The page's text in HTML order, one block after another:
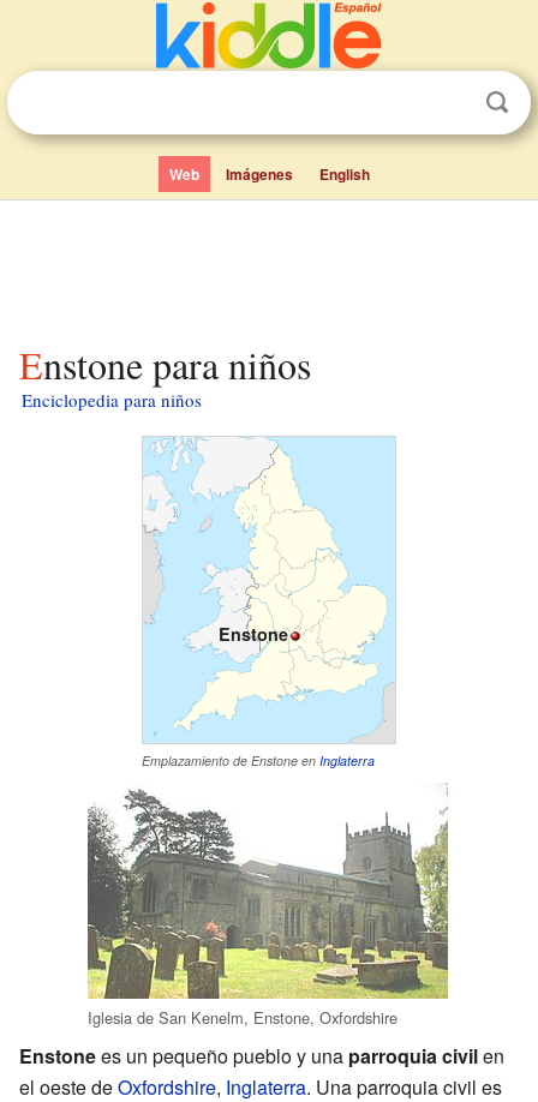
Web Imágenes English
Enstone para niños
Enciclopedia para niños
Enstone
Emplazamiento de Enstone en Inglaterra
Iglesia de San Kenelm, Enstone, Oxfordshire
Enstonees un pequeño pueblo y una parroquia civilen
el oeste deOxfordshire, Inglaterra. Una parroquia civil es